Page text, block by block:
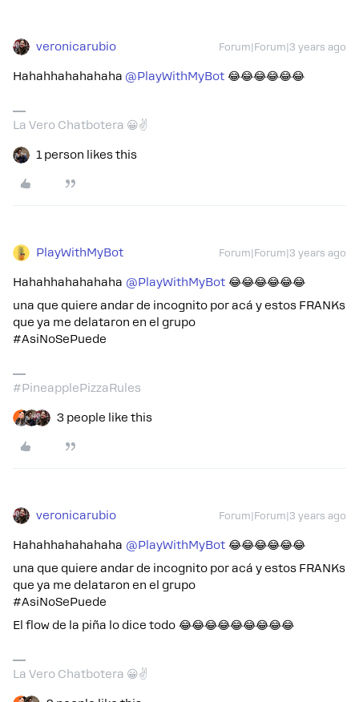
veronicarubio Forum|Forum|3 years ago
Hahahhahahahaha @PlayWithMyBot 😂😂😂😂😂😂
La Vero Chatbotera 😀✌️
1 person likes this
PlayWithMyBot Forum|Forum|3 years ago
Hahahhahahahaha @PlayWithMyBot 😂😂😂😂😂😂
una que quiere andar de incognito por acá y estos FRANKs
que ya me delataron en el grupo
#AsiNoSePuede
#PineapplePizzaRules
3 people like this
veronicarubio Forum|Forum|3 years ago
Hahahhahahahaha @PlayWithMyBot 😂😂😂😂😂😂
una que quiere andar de incognito por acá y estos FRANKs
que ya me delataron en el grupo
#AsiNoSePuede
El flow de la piña lo dice todo 😂😂😂😂😂😂😂😂😂
La Vero Chatbotera 😀✌️